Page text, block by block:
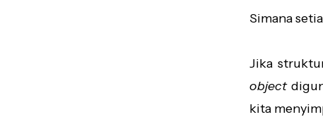
Simana
Jika
object
kita